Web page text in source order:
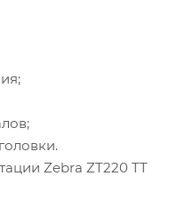
Zebra ZT220 TT